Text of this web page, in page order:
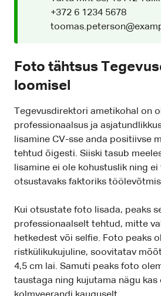
+372 6 1234 5678
Foto tähtsus
loomisel
Tegevusdirektori ametikohal on
professionaalsus ja
lisamine CV-sse anda positiivse
tehtud õigesti. Siiski tasub
lisamine ei ole kohustuslik ning ei
otsustavaks faktoriks
Kui otsustate foto lisada, peaks
professionaalselt tehtud, mitte
hetkedest või selfie. Foto peaks
ristkülikukujuline, soovitatav
4,5 cm lai. Samuti peaks foto
taustaga ning kujutama nägu kas